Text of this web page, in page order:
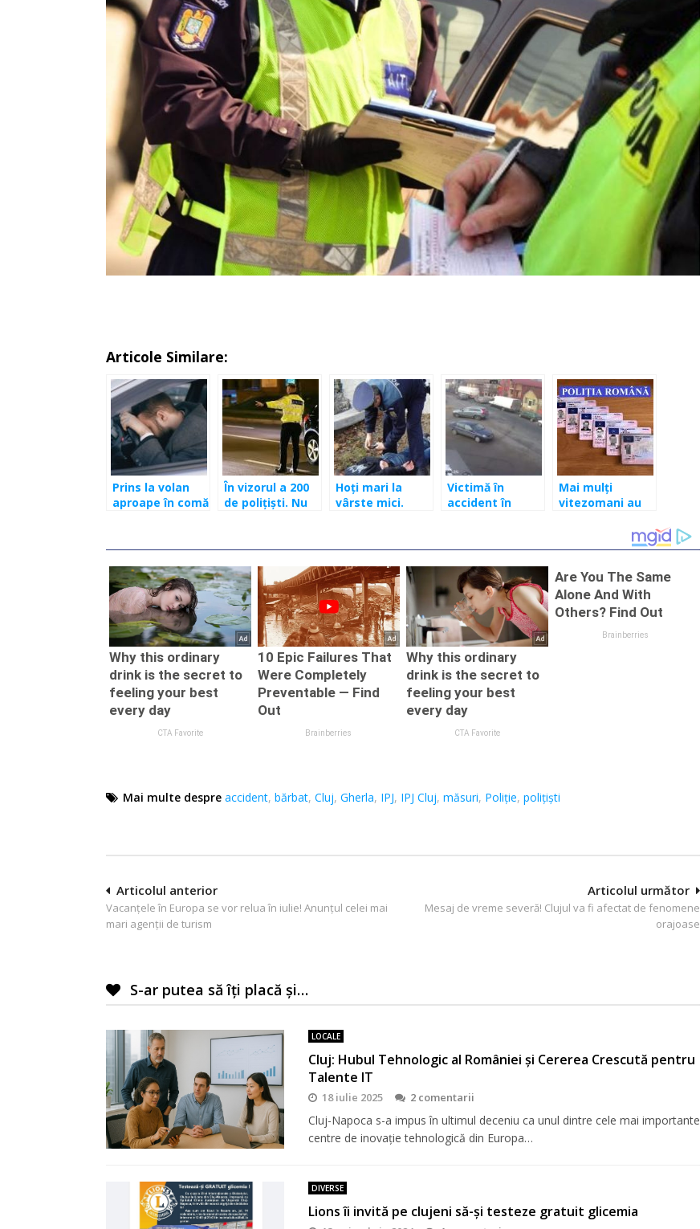
Articole Similare:
Prins la volan
aproape în comă
Gherla
În vizorul a 200
de poliţişti. Nu
Hoţi mari la
vârste mici.
efracţie în
casele
oamenilor
Victimă în
accident în
Bihor şi Bistriţa-
Năsăud
Mai mulți
vitezomani au
permis. Polițiștii
promit că astfel
continua
Mai multe despre accident, bărbat, Cluj, Gherla, IPJ, IPJ Cluj, măsuri, Poliție, polițiști
Navigare
în
Articolul următor
Mesaj de vreme severă! Clujul va fi afectat de fenomene
orajoase
Articolul anterior
Vacanţele în Europa se vor relua în iulie! Anunțul celei mai
mari agenții de turism
S-ar putea să îți placă și…
LOCALE
Cluj: Hubul Tehnologic al României și Cererea Crescută pentru
Talente IT
18 iulie 2025 2 comentarii
Cluj-Napoca s-a impus în ultimul deceniu ca unul dintre cele mai importante
centre de inovație tehnologică din Europa…
DIVERSE
Lions îi invită pe clujeni să-şi testeze gratuit glicemia